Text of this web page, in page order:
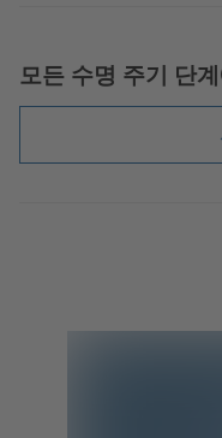
모든 수명 주기 단